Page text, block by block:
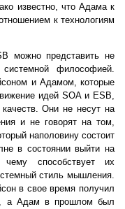
известно, что Адама к
к технологиям
можно представить не
системной философией.
и Адамом, которые
идей SOA и ESB,
Они не несут на
и не говорят на том,
наполовину состоит
в состоянии выйти на
чему способствует их
стиль мышления.
в свое время получил
а Адам в прошлом был